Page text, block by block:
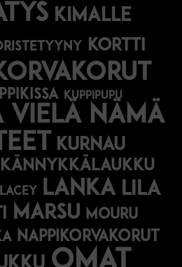
kimalle
kortti
kuppipupu
vielä nämä
kurnau
kännykkälaukku
lacey lanka lila
marsu mouru
nappikorvakorut